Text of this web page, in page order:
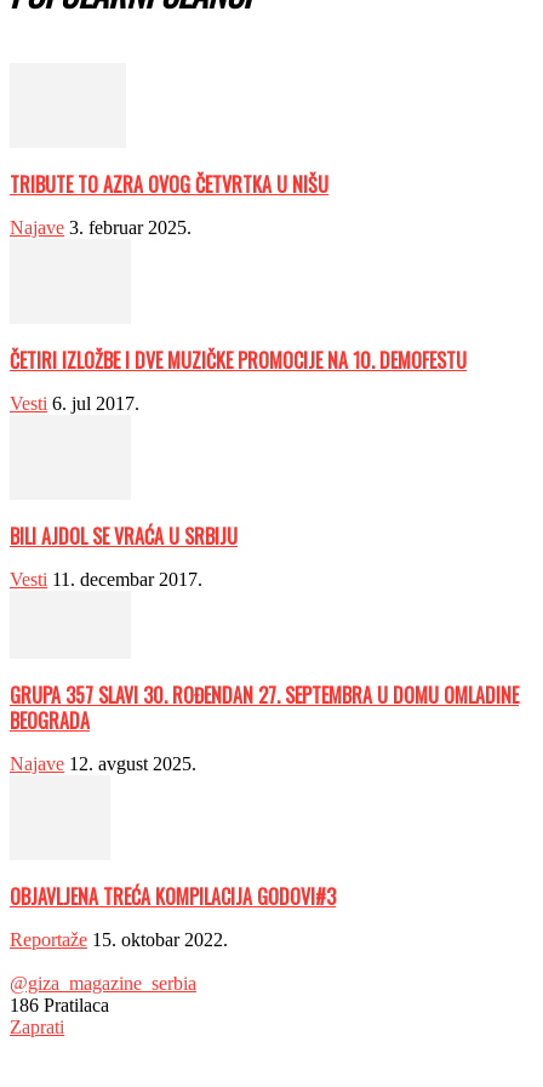
TRIBUTE TO AZRA OVOG ČETVRTKA U NIŠU
Najave 3. februar 2025.
ČETIRI IZLOŽBE I DVE MUZIČKE PROMOCIJE NA 10. DEMOFESTU
Vesti 6. jul 2017.
BILI AJDOL SE VRAĆA U SRBIJU
Vesti 11. decembar 2017.
GRUPA 357 SLAVI 30. ROĐENDAN 27. SEPTEMBRA U DOMU OMLADINE
BEOGRADA
Najave 12. avgust 2025.
OBJAVLJENA TREĆA KOMPILACIJA GODOVI#3
Reportaže 15. oktobar 2022.
@giza_magazine_serbia
186 Pratilaca
Zaprati